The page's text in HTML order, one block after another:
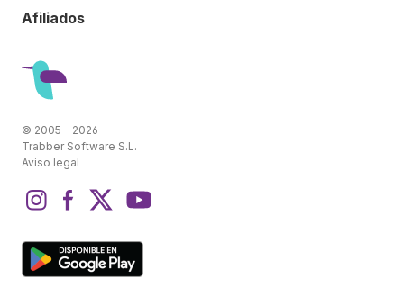
Afiliados
© 2005 - 2026
Trabber Software S.L.
Aviso legal